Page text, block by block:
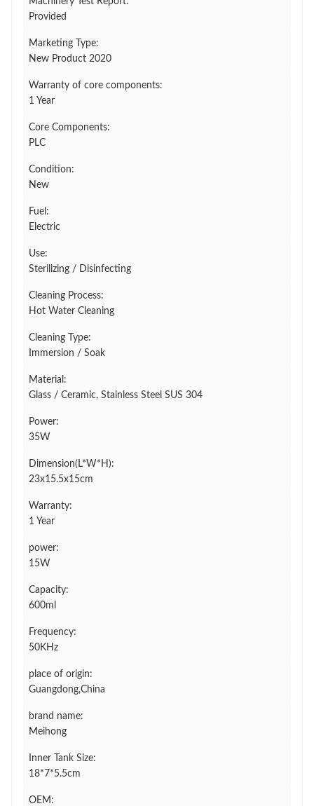
Provided
Marketing Type:
New Product 2020
Warranty of core components:
1 Year
Core Components:
PLC
Condition:
New
Fuel:
Electric
Use:
Sterilizing / Disinfecting
Cleaning Process:
Hot Water Cleaning
Cleaning Type:
Immersion / Soak
Material:
Glass / Ceramic, Stainless Steel SUS 304
Power:
35W
Dimension(L*W*H):
23x15.5x15cm
Warranty:
1 Year
power:
15W
Capacity:
600ml
Frequency:
50KHz
place of origin:
Guangdong,China
brand name:
Meihong
Inner Tank Size:
18*7*5.5cm
OEM: